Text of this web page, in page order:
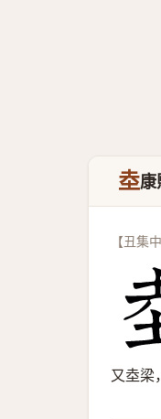
坴康
【丑集
又坴梁